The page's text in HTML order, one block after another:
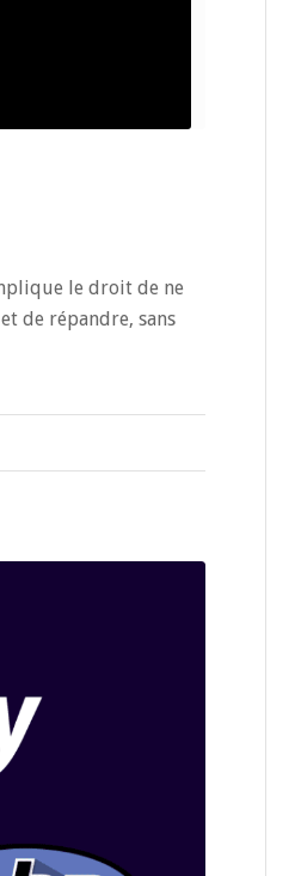
le droit de ne
de répandre, sans